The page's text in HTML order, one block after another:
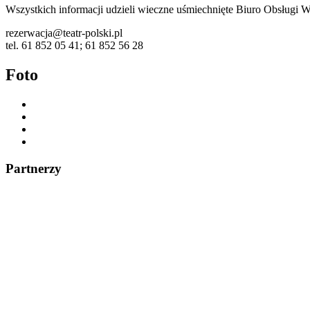
Wszystkich informacji udzieli wieczne uśmiechnięte Biuro Obsługi
rezerwacja@teatr-polski.pl
tel. 61 852 05 41; 61 852 56 28
Foto
Partnerzy